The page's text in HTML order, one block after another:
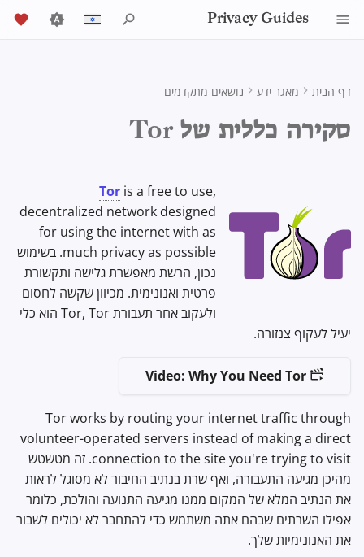
Privacy Guides
ה
י
ת
ח
י
ל
Nederlands
中文 (繁體)
中文 (繁體，台灣)
Русский
Passwords
Choosing Your
Hardware
VPN Overview
Tor usage is not
undetectable
Tor Browser is not the most
הצומת האמצעי
צומת היציאה
בניית נתיב לשירותי Clearnet
הצפנה
macOS Overview
סקירה כללית של Qubes
File Management
דפדפני אינטרנט לנייד
Browser Extensions ספקים
ספקי DNS
Email Aliasing
שירותי אימייל
שירותים פיננסיים
שירותי VPN
מטבעות קריפטוגרפיים
Data and Metadata
Redaction
Collaboration
שיתוף וסנכרון קבצים
חזיתות
Health and Wellness
Language Tools
קושחת הנתב
Expand Your Perspective
Support The Community
Build Alliances
Make It Accessible
Take Action!
Policies
Executive Policy
Privacy Policy
Notices and Disclaimers קהילה
שירותים מקוונים
קוד התנהגות
Traffic Statistics
דף הבית מאגר ידע נושאים מתקדמים
סקירה כללית של Tor
Tor is a free to use,
decentralized network designed
for using the internet with as
much privacy as possible. בשימוש
נכון, הרשת מאפשרת גלישה ותקשורת
פרטית ואנונימית. מכיוון שקשה לחסום
ולעקוב אחר תעבורת Tor, Tor הוא כלי
יעיל לעקוף צנזורה.
Tor works by routing your internet traffic through
volunteer-operated servers instead of making a direct
connection to the site you're trying to visit. זה מטשטש
מהיכן מגיעה התעבורה, ואף שרת בנתיב החיבור לא מסוגל לראות
את הנתיב המלא של המקום ממנו מגיעה התנועה והולכת, כלומר
אפילו השרתים שבהם אתה משתמש כדי להתחבר לא יכולים לשבור
את האנונימיות שלך.